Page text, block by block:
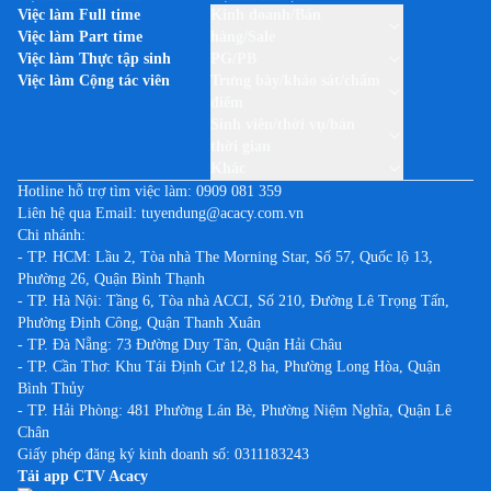
Việc làm tại Khánh Hòa
Việc làm tại Kiên Giang
Việc làm tại Kon Tum
Việc làm tại Lào Cai
Việc làm tại Lâm Đồng
Việc làm tại Long An
Việc làm tại Nam Định
Việc làm tại Nghệ An
Việc làm tại Ninh Bình
Việc làm tại Ninh Thuận
Việc làm tại Phú Thọ
Việc làm tại Phú Yên
Việc làm tại Quảng Bình
Việc làm Full time
Việc làm Part time
Việc làm Thực tập sinh
Việc làm Cộng tác viên
Hotline hỗ trợ tìm việc làm: 0909 081 359
Liên hệ qua Email: tuyendung@acacy.com.vn
Chi nhánh:
- TP. HCM: Lầu 2, Tòa nhà The Morning Star, Số 57, Quốc lộ 13,
Phường 26, Quận Bình Thạnh
- TP. Hà Nội: Tầng 6, Tòa nhà ACCI, Số 210, Đường Lê Trọng Tấn,
Phường Định Công, Quận Thanh Xuân
- TP. Đà Nẵng: 73 Đường Duy Tân, Quận Hải Châu
- TP. Cần Thơ: Khu Tái Định Cư 12,8 ha, Phường Long Hòa, Quận
Bình Thủy
- TP. Hải Phòng: 481 Phường Lán Bè, Phường Niệm Nghĩa, Quận Lê
Chân
Giấy phép đăng ký kinh doanh số: 0311183243
Tải app CTV Acacy